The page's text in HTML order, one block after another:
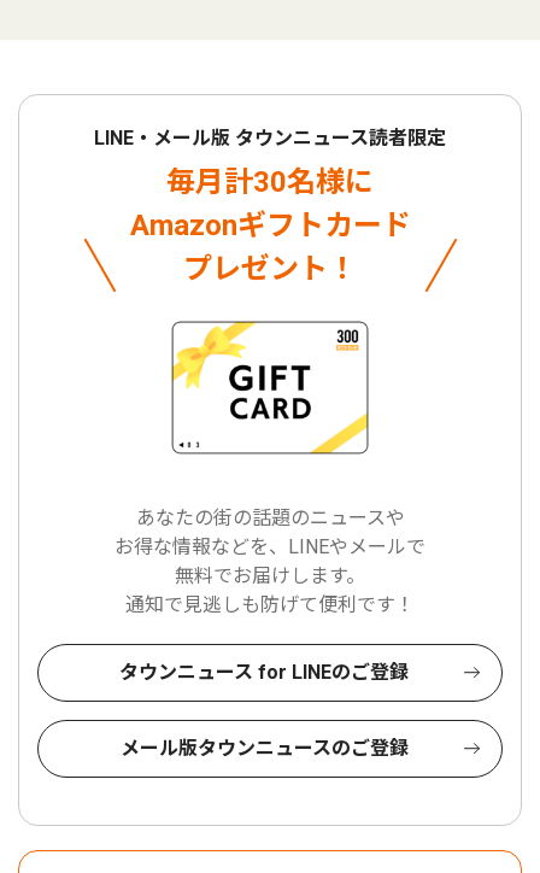
LINE・メール版 タウンニュース読者限定
毎月計30名様に
Amazonギフトカード
プレゼント！
あなたの街の話題のニュースや
お得な情報などを、LINEやメールで
無料でお届けします。
通知で見逃しも防げて便利です！
タウンニュース for LINEのご登録
メール版タウンニュースのご登録